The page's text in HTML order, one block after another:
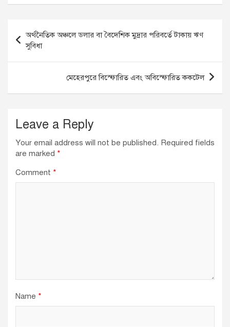
navigation
অর্থনৈতিক অঞ্চলে ডলার বা বৈদেশিক মুদ্রার পরিবর্তে টাকায় ঋণ
সুবিধা
মেহেরপুরে বিস্ফোরিত এবং অবিস্ফোরিত ককটেল
Leave a Reply
Your email address will not be published. Required fields
are marked *
Comment *
Name *